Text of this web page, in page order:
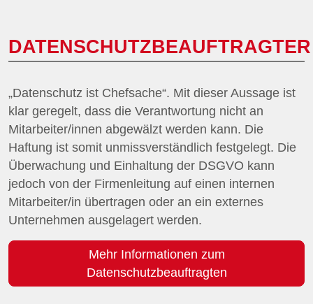
DATENSCHUTZBEAUFTRAGTER
„Datenschutz ist Chefsache“. Mit dieser Aussage ist
klar geregelt, dass die Verantwortung nicht an
Mitarbeiter/innen abgewälzt werden kann. Die
Haftung ist somit unmissverständlich festgelegt. Die
Überwachung und Einhaltung der DSGVO kann
jedoch von der Firmenleitung auf einen internen
Mitarbeiter/in übertragen oder an ein externes
Unternehmen ausgelagert werden.
Mehr Informationen zum
Datenschutzbeauftragten